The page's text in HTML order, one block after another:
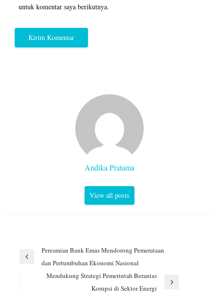
untuk komentar saya berikutnya.
Andika Pratama
View all posts
Navigasi
Previous
Peresmian Bank Emas Mendorong Pemerataan
dan Pertumbuhan Ekonomi Nasional
Mendukung Strategi Pemerintah Berantas
Korupsi di Sektor Energi